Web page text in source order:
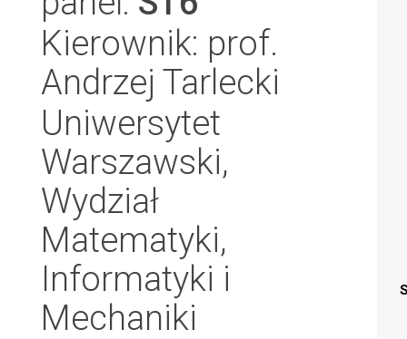
Kierownik: prof.
Andrzej Tarlecki
Uniwersytet
Warszawski,
Wydział
Matematyki,
Informatyki i
Mechaniki